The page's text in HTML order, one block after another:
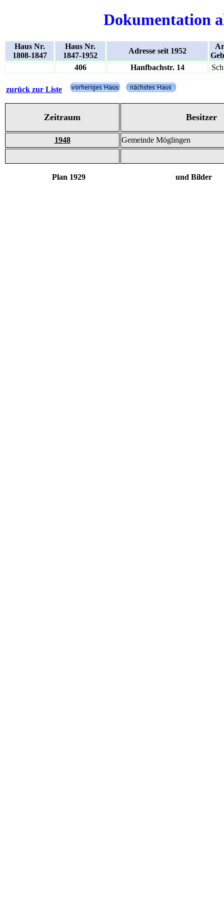
Dokumentation
Haus Nr.
1808-1847
Haus Nr.
1847-1952
Adresse seit 1952
406
Hanfbachstr. 14
zurück zur Liste
Zeitraum Besitzer
1948 Gemeinde Möglingen
Plan 1929 und Bilder